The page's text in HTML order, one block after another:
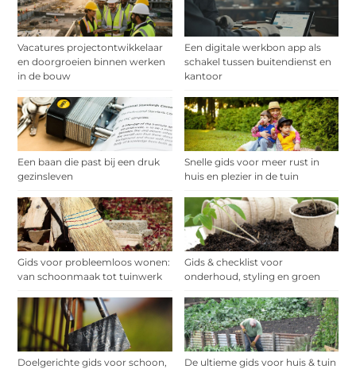
Vacatures projectontwikkelaar
en doorgroeien binnen werken
in de bouw
Een digitale werkbon app als
schakel tussen buitendienst en
kantoor
Een baan die past bij een druk
gezinsleven
Snelle gids voor meer rust in
huis en plezier in de tuin
Gids voor probleemloos wonen:
van schoonmaak tot tuinwerk
Gids & checklist voor
onderhoud, styling en groen
Doelgerichte gids voor schoon,
De ultieme gids voor huis & tuin